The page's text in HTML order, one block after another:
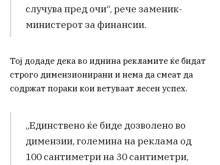
случува пред очи“, рече заменик-
министерот за финансии.
Тој додаде дека во иднина рекламите ќе бидат
строго димензионирани и нема да смеат да
содржат пораки кои ветуваат лесен успех.
„Единствено ќе биде дозволено во
димензии, големина на реклама од
100 сантиметри на 30 сантиметри,